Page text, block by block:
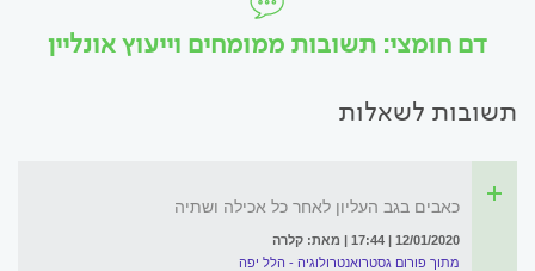
דם חומצי: תשובות ממומחים וייעוץ אונליין
תשובות לשאלות
כאבים בגב העליון לאחר כל אכילה ושתיה
12/01/2020 | 17:44 | מאת: קלרה
מתוך פורום גסטרואנטרולוגיה - הלל יפה